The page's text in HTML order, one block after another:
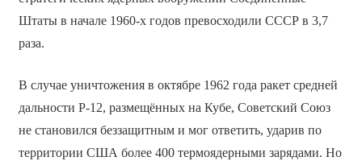
Штаты в начале 1960-х годов превосходили СССР в 3,7
раза.
В случае уничтожения в октябре 1962 года ракет средней
дальности Р-12, размещённых на Кубе, Советский Союз
не становился беззащитным и мог ответить, ударив по
территории США более 400 термоядерными зарядами. Но